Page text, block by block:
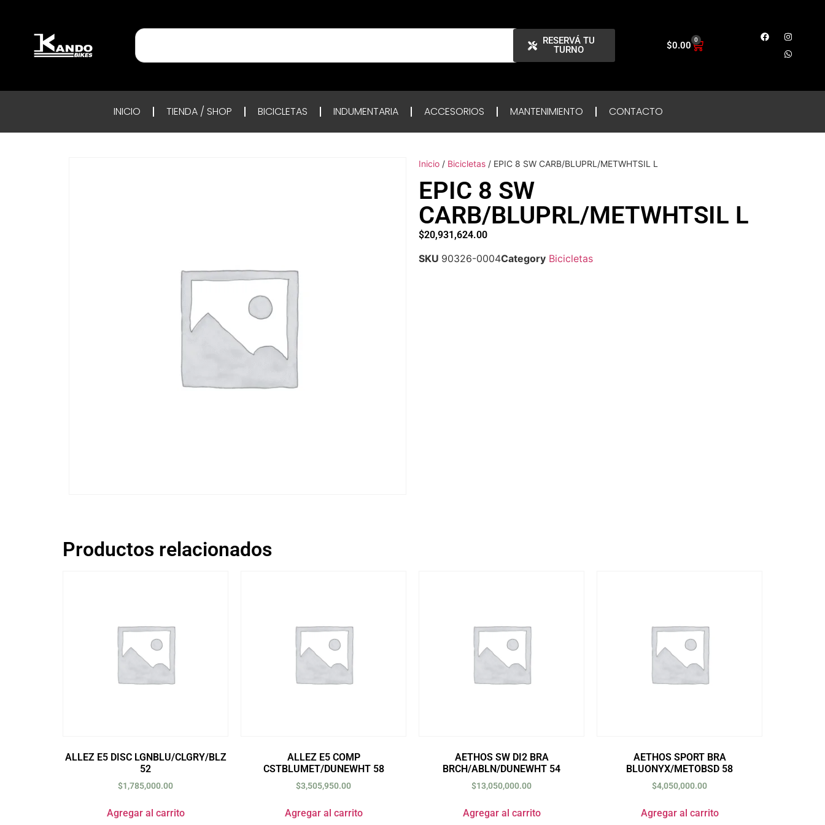
RESERVÁ TU
TURNO
$0.00 0
INICIO TIENDA / SHOP BICICLETAS INDUMENTARIA ACCESORIOS MANTENIMIENTO CONTACTO
Inicio / Bicicletas / EPIC 8 SW CARB/BLUPRL/METWHTSIL L
EPIC 8 SW
CARB/BLUPRL/METWHTSIL L
$20,931,624.00
SKU 90326-0004Category Bicicletas
Productos relacionados
ALLEZ E5 DISC LGNBLU/CLGRY/BLZ
52
$1,785,000.00
Agregar al carrito
ALLEZ E5 COMP
CSTBLUMET/DUNEWHT 58
$3,505,950.00
Agregar al carrito
AETHOS SW DI2 BRA
BRCH/ABLN/DUNEWHT 54
$13,050,000.00
Agregar al carrito
AETHOS SPORT BRA
BLUONYX/METOBSD 58
$4,050,000.00
Agregar al carrito